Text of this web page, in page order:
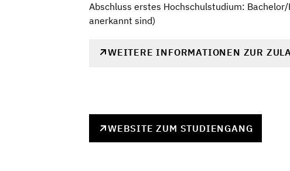
Abschluss erstes Hochschulstudium:
anerkannt sind)
WEITERE INFORMATIONEN ZUR
WEBSITE ZUM STUDIENGANG